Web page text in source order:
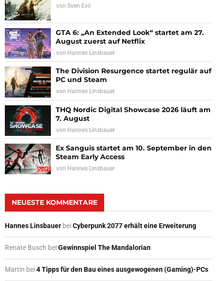
von Sven Evil
GTA 6: „An Extended Look“ startet am 27.
August zuerst auf Netflix
von Hannes Linsbauer
The Division Resurgence startet regulär auf
PC und Steam
von Hannes Linsbauer
THQ Nordic Digital Showcase 2026 läuft am
7. August
von Hannes Linsbauer
Ex Sanguis startet am 10. September in den
Steam Early Access
von Hannes Linsbauer
NEUESTE KOMMENTARE
Hannes Linsbauer beiCyberpunk 2077 erhält eine Erweiterung
Renate Busch beiGewinnspiel The Mandalorian
Martin bei4 Tipps für den Bau eines ausgewogenen (Gaming)-PCs